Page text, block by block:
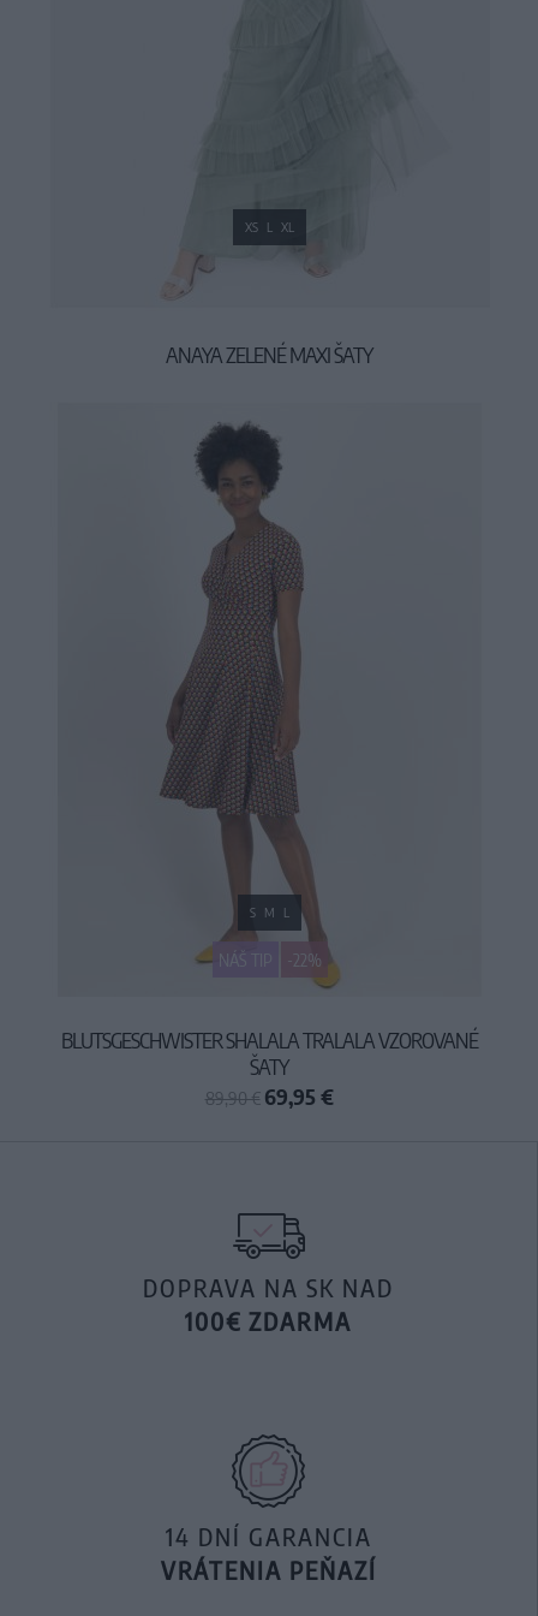
XS L XL
ANAYA ZELENÉ MAXI ŠATY
NÁŠ TIP -22%
S M L
BLUTSGESCHWISTER SHALALA TRALALA VZOROVANÉ
ŠATY
89,90 € 69,95 €
DOPRAVA NA SK NAD
100€ ZDARMA
14 DNÍ GARANCIA
VRÁTENIA PEŇAZÍ